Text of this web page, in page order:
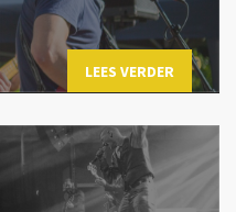
LEES VERDER